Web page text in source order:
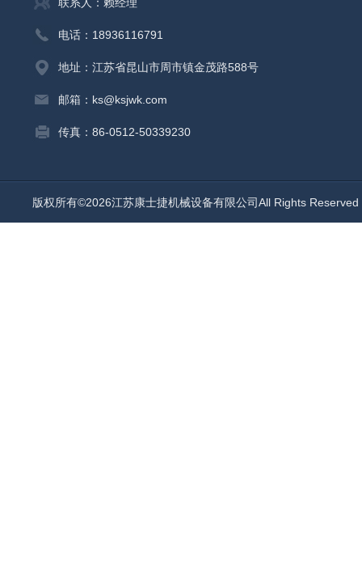
电话：18936116791
地址：江苏省昆山市周市镇金茂路588号
邮箱：ks@ksjwk.com
传真：86-0512-50339230
版权所有©2026江苏康士捷机械设备有限公司All Rights